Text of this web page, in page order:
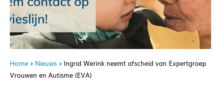
Home Nieuws
Ingrid Werink neemt afscheid van Expertgroep
Vrouwen en Autisme (EVA)